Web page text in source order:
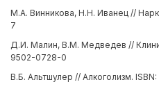
М.А. Винникова, Н.Н. Иванец //
7
Д.И. Малин, В.М. Медведев //
9502-0728-0
В.Б. Альтшулер // Алкоголизм.